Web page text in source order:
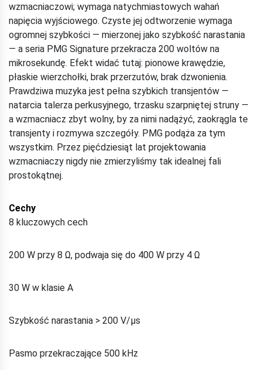
wzmacniaczowi; wymaga natychmiastowych wahań
napięcia wyjściowego. Czyste jej odtworzenie wymaga
ogromnej szybkości — mierzonej jako szybkość narastania
— a seria PMG Signature przekracza 200 woltów na
mikrosekundę. Efekt widać tutaj: pionowe krawędzie,
płaskie wierzchołki, brak przerzutów, brak dzwonienia.
Prawdziwa muzyka jest pełna szybkich transjentów —
natarcia talerza perkusyjnego, trzasku szarpniętej struny —
a wzmacniacz zbyt wolny, by za nimi nadążyć, zaokrągla te
transjenty i rozmywa szczegóły. PMG podąża za tym
wszystkim. Przez pięćdziesiąt lat projektowania
wzmacniaczy nigdy nie zmierzyliśmy tak idealnej fali
prostokątnej.
Cechy
8 kluczowych cech
200 W przy 8 Ω, podwaja się do 400 W przy 4 Ω
30 W w klasie A
Szybkość narastania > 200 V/μs
Pasmo przekraczające 500 kHz